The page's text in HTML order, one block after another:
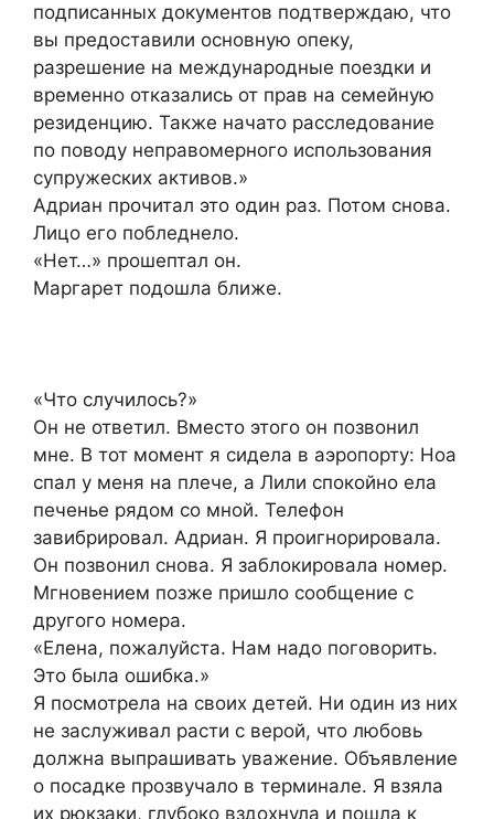
подписанных документов подтверждаю, что
вы предоставили основную опеку,
разрешение на международные поездки и
временно отказались от прав на семейную
резиденцию. Также начато расследование
по поводу неправомерного использования
супружеских активов.»
Адриан прочитал это один раз. Потом снова.
Лицо его побледнело.
«Нет…» прошептал он.
Маргарет подошла ближе.
«Что случилось?»
Он не ответил. Вместо этого он позвонил
мне. В тот момент я сидела в аэропорту: Ноа
спал у меня на плече, а Лили спокойно ела
печенье рядом со мной. Телефон
завибрировал. Адриан. Я проигнорировала.
Он позвонил снова. Я заблокировала номер.
Мгновением позже пришло сообщение с
другого номера.
«Елена, пожалуйста. Нам надо поговорить.
Это была ошибка.»
Я посмотрела на своих детей. Ни один из них
не заслуживал расти с верой, что любовь
должна выпрашивать уважение. Объявление
о посадке прозвучало в терминале. Я взяла
их рюкзаки, глубоко вздохнула и пошла к